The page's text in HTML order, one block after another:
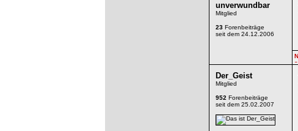
unverwundbar
Mitglied
23 Forenbeiträge
seit dem 24.12.2006
Der_Geist
Mitglied
952 Forenbeiträge
seit dem 25.02.2007